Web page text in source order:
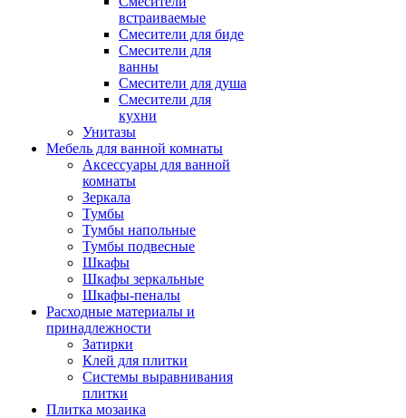
встраиваемые
Смесители для биде
Смесители для
ванны
Смесители для душа
Смесители для
кухни
Унитазы
Мебель для ванной комнаты
Аксессуары для ванной
комнаты
Зеркала
Тумбы
Тумбы напольные
Тумбы подвесные
Шкафы
Шкафы зеркальные
Шкафы-пеналы
Расходные материалы и
принадлежности
Затирки
Клей для плитки
Системы выравнивания
плитки
Плитка мозаика